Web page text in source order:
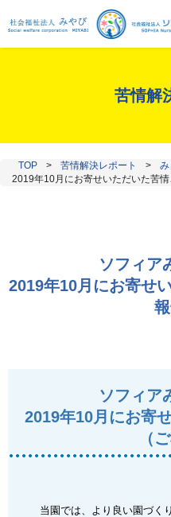
苦情解
TOP > 苦情解決レポート > み
2019年10月にお寄せいただいた苦情
ソフィア
2019年10月にお寄せ
報
ソフィア
2019年10月にお寄
（
当園では、より良い園づく